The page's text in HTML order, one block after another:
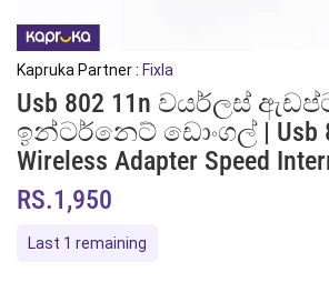
Kapruka Partner : Fixla
Usb 802 11n වයර්ලස්
ඉන්ටර්නෙට් ඩොංගල් | Usb
Wireless Adapter Speed
RS.1,950
Last 1 remaining